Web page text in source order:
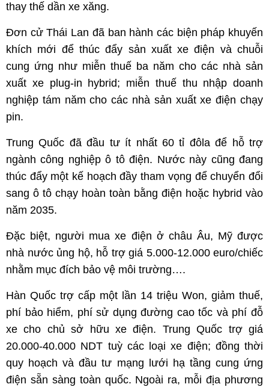
thay thế dần xe xăng.
Đơn cử Thái Lan đã ban hành các biện pháp khuyến
khích mới để thúc đẩy sản xuất xe điện và chuỗi
cung ứng như miễn thuế ba năm cho các nhà sản
xuất xe plug-in hybrid; miễn thuế thu nhập doanh
nghiệp tám năm cho các nhà sản xuất xe điện chạy
pin.
Trung Quốc đã đầu tư ít nhất 60 tỉ đôla để hỗ trợ
ngành công nghiệp ô tô điện. Nước này cũng đang
thúc đẩy một kế hoạch đầy tham vọng để chuyển đổi
sang ô tô chạy hoàn toàn bằng điện hoặc hybrid vào
năm 2035.
Đặc biệt, người mua xe điện ở châu Âu, Mỹ được
nhà nước ủng hộ, hỗ trợ giá 5.000-12.000 euro/chiếc
nhằm mục đích bảo vệ môi trường….
Hàn Quốc trợ cấp một lần 14 triệu Won, giảm thuế,
phí bảo hiểm, phí sử dụng đường cao tốc và phí đỗ
xe cho chủ sở hữu xe điện. Trung Quốc trợ giá
20.000-40.000 NDT tuỳ các loại xe điện; đồng thời
quy hoạch và đầu tư mạng lưới hạ tầng cung ứng
điện sẵn sàng toàn quốc. Ngoài ra, mỗi địa phương